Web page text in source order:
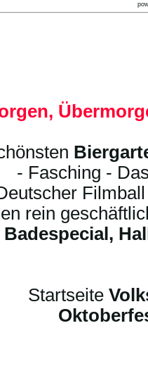
- Fasching -
rein
Badespecial,
Startseite